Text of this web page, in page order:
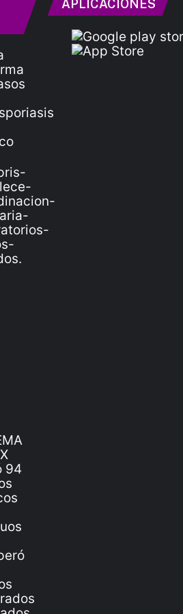
APLICACIONES